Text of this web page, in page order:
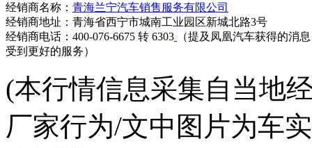
经销商名称： 青海兰宁汽车销售服务有限公司
经销商地址：青海省西宁市城南工业园区新城北路3号
经销商电话：400-076-6675 转 6303
（提及凤凰汽车获得的消
受到更好的服务）
(本行情信息采集自当地
厂家行为/文中图片为车